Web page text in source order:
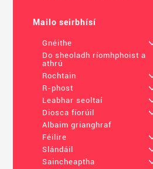
Mailo seirbhísí
Gnéithe
+
Do sheoladh ríomhphoist a
athrú
Rochtain
+
R-phost
+
Leabhar seoltaí
+
Diosca fíorúil
+
Albaim grianghraf
Féilire
+
Slándáil
+
Saincheaptha
+